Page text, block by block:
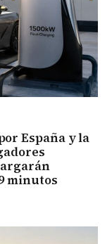
España y la
minutos